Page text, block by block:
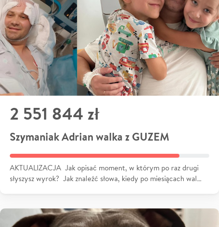
2 551 844 zł
Szymaniak Adrian walka z GUZEM
AKTUALIZACJA Jak opisać moment, w którym po raz drugi
słyszysz wyrok? Jak znaleźć słowa, kiedy po miesiącach wal…